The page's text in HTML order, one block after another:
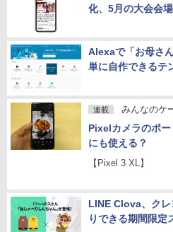
化、5月の大会会
Alexaで「お母さ
単に自作できるテ
連載 みんなのケ
Pixelカメラのポ
にも使える？
【Pixel 3 XL】
LINE Clova、クレ
りできる期間限定